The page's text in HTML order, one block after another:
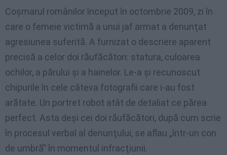
Coşmarul românilor început în octombrie 2009, zi în
care o femeie victimă a unui jaf armat a denunţat
agresiunea suferită. A furnizat o descriere aparent
precisă a celor doi răufăcători: statura, culoarea
ochilor, a părului şi a hainelor. Le-a şi recunoscut
chipurile în cele câteva fotografii care i-au fost
arătate. Un portret robot atât de detaliat ce părea
perfect. Asta deşi cei doi răufăcători, după cum scrie
în procesul verbal al denunţului, se aflau „într-un con
de umbră” în momentul infracţiunii.